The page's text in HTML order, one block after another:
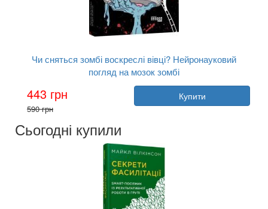
Чи сняться зомбі воскреслі вівці? Нейронауковий
погляд на мозок зомбі
Бредлі Войтек
Видавництво:Фабула
Мова:
443 грн
590 грн
Купити
Сьогодні купили